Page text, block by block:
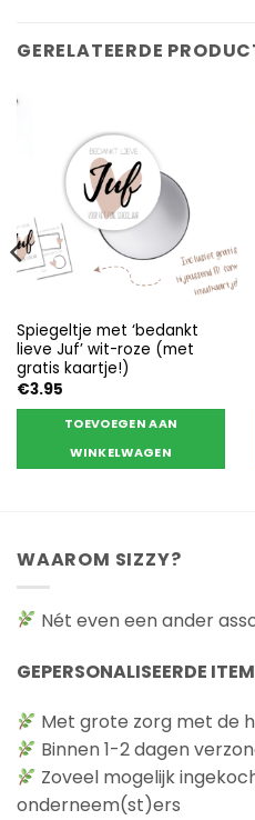
GERELATEERDE
Spiegeltje met ‘bedankt
lieve Juf’ wit-roze (met
gratis kaartje!)
€3.95
TOEVOEGEN AAN
WINKELWAGEN
WAAROM SIZZY?
Nét even een ander
GEPERSONALISEERDE
Met grote zorg met de
Binnen 1-2 dagen
Zoveel mogelijk
onderneem(st)ers